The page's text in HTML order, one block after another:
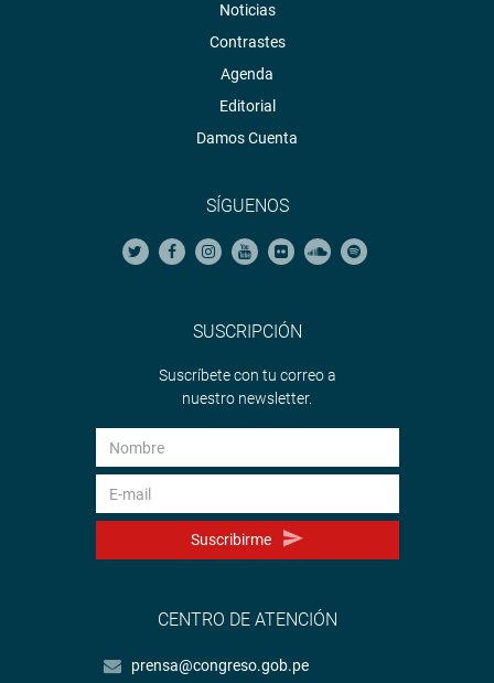
Noticias
Contrastes
Agenda
Editorial
Damos Cuenta
SÍGUENOS
SUSCRIPCIÓN
Suscríbete con tu correo a
nuestro newsletter.
Suscribirme
CENTRO DE ATENCIÓN
prensa@congreso.gob.pe